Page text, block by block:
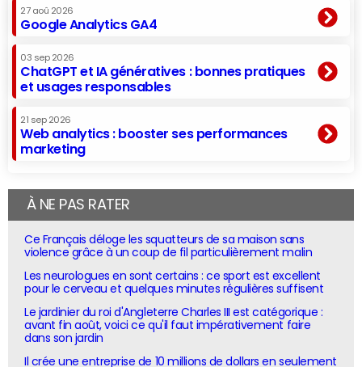
27 aoû 2026
Google Analytics GA4
03 sep 2026
ChatGPT et IA génératives : bonnes pratiques
et usages responsables
21 sep 2026
Web analytics : booster ses performances
marketing
À NE PAS RATER
Ce Français déloge les squatteurs de sa maison sans
violence grâce à un coup de fil particulièrement malin
Les neurologues en sont certains : ce sport est excellent
pour le cerveau et quelques minutes régulières suffisent
Le jardinier du roi d'Angleterre Charles III est catégorique :
avant fin août, voici ce qu'il faut impérativement faire
dans son jardin
Il crée une entreprise de 10 millions de dollars en seulement